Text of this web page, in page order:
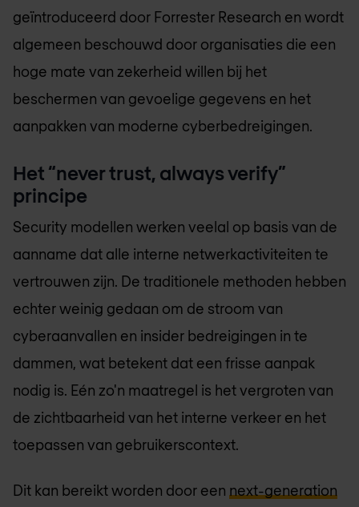
geïntroduceerd door Forrester Research en wordt
algemeen beschouwd door organisaties die een
hoge mate van zekerheid willen bij het
beschermen van gevoelige gegevens en het
aanpakken van moderne cyberbedreigingen.
Het “never trust, always verify”
principe
Security modellen werken veelal op basis van de
aanname dat alle interne netwerkactiviteiten te
vertrouwen zijn. De traditionele methoden hebben
echter weinig gedaan om de stroom van
cyberaanvallen en insider bedreigingen in te
dammen, wat betekent dat een frisse aanpak
nodig is. Eén zo'n maatregel is het vergroten van
de zichtbaarheid van het interne verkeer en het
toepassen van gebruikerscontext.
Dit kan bereikt worden door een next-generation